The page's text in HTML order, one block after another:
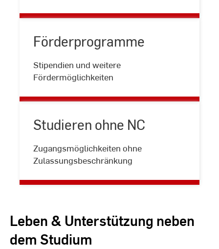
Förderprogramme
Stipendien und weitere
Fördermöglichkeiten
Förderprogramme
Studieren ohne NC
Zugangsmöglichkeiten ohne
Zulassungsbeschränkung
Studieren
ohne
Leben & Unterstützung neben
dem Studium